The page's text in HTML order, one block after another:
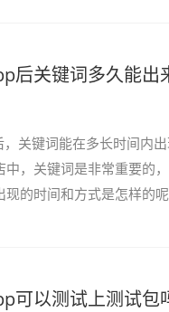
后关键词多久能出
关键词能在多长时间内
，关键词是非常重要的
现的时间和方式是怎样的
可以测试上测试包